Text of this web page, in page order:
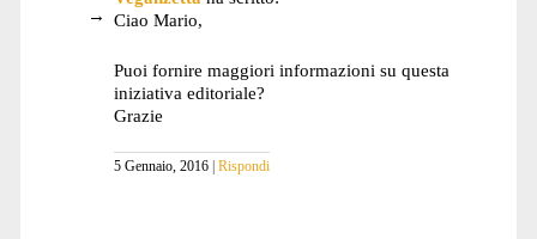
Ciao Mario,
Puoi fornire maggiori informazioni su questa
iniziativa editoriale?
Grazie
5 Gennaio, 2016 Rispondi